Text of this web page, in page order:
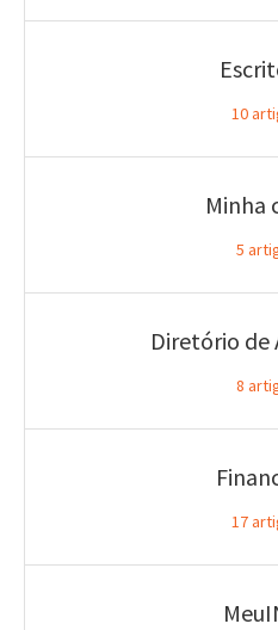
10
Minha
5
Diretório de
8
17